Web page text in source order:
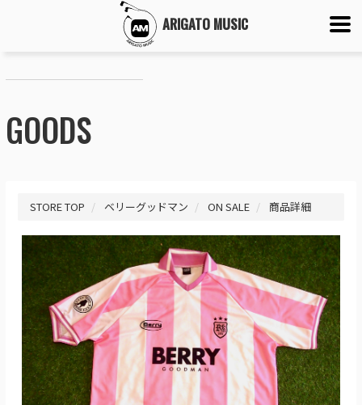
ARIGATO MUSIC
GOODS
STORE TOP ベリーグッドマン ON SALE 商品詳細